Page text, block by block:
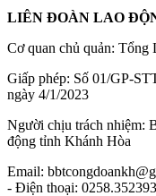
LIÊN ĐOÀN LAO
Cơ quan chủ quản:
Giấp phép: Số 01/GP-
ngày 4/1/2023
Người chịu trách nhiệm:
động tỉnh Khánh Hòa
Email:
- Điện thoại: